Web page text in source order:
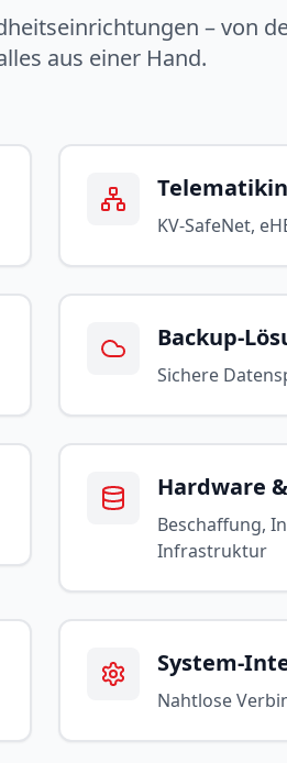
– von
aus einer Hand.
KV-SafeNet,
Backup-
Sichere
Hardware
Beschaffung,
Infrastruktur
System-
Nahtlose